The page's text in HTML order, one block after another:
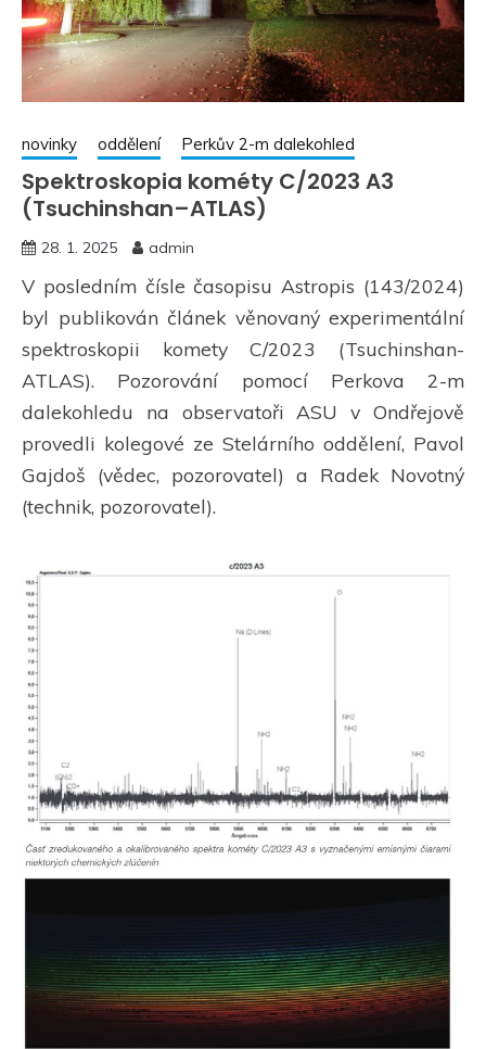
novinky oddělení Perkův 2-m dalekohled
Spektroskopia kométy C/2023 A3
(Tsuchinshan–ATLAS)
28. 1. 2025 admin
V posledním čísle časopisu Astropis (143/2024)
byl publikován článek věnovaný experimentální
spektroskopii komety C/2023 (Tsuchinshan-
ATLAS). Pozorování pomocí Perkova 2-m
dalekohledu na observatoři ASU v Ondřejově
provedli kolegové ze Stelárního oddělení, Pavol
Gajdoš (vědec, pozorovatel) a Radek Novotný
(technik, pozorovatel).